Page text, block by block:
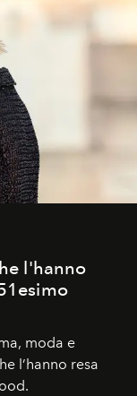
l'hanno
moda e
l’hanno resa